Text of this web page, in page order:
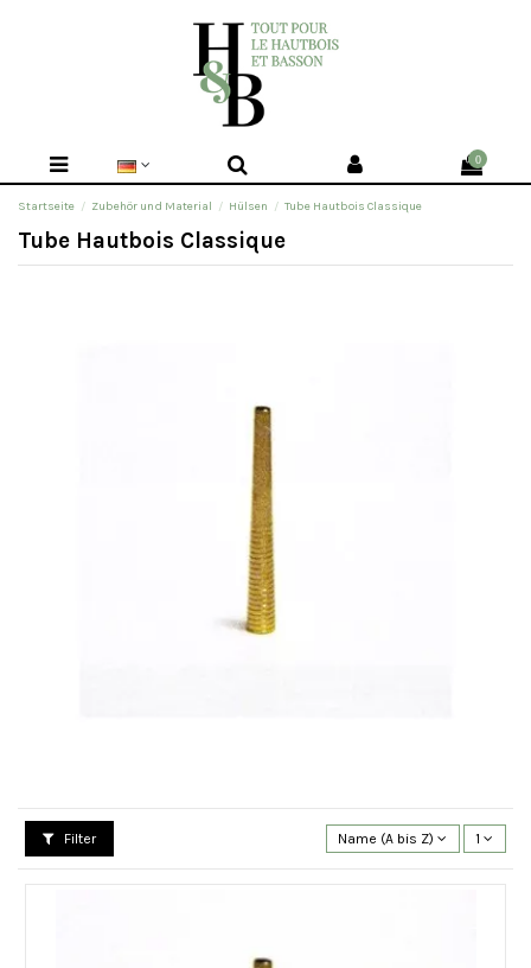
0
Startseite Zubehör und Material Hülsen Tube Hautbois Classique
Tube Hautbois Classique
Filter Name (A bis Z) 1